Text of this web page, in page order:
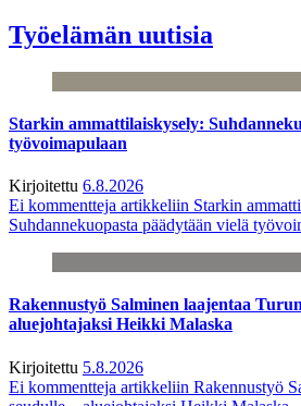
Työelämän uutisia
Starkin ammattilaiskysely:
työvoimapulaan
Kirjoitettu 6.8.2026
Ei kommentteja artikkeliin Starkin
Suhdannekuopasta päädytään vielä
Rakennustyö Salminen laajentaa
aluejohtajaksi Heikki Malaska
Kirjoitettu 5.8.2026
Ei kommentteja artikkeliin Rakennustyö